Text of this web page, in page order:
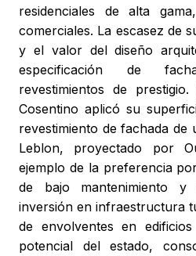
residenciales de alta
comerciales. La escasez de
y el valor del diseño
especificación de
revestimientos de
Cosentino aplicó su
revestimiento de fachada de
Leblon, proyectado por
ejemplo de la preferencia
de bajo mantenimiento y
inversión en infraestructura
de envolventes en
potencial del estado,